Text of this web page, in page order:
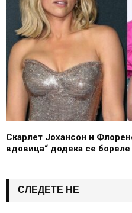
Скарлет Јохансон и
вдовица“ додека се
СЛЕДЕТЕ НЕ